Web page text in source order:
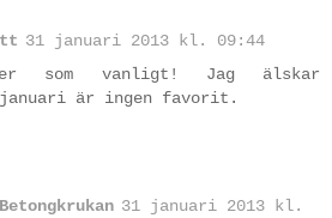
31 januari 2013 kl. 09:44
som vanligt! Jag älskar
januari är ingen favorit.
31 januari 2013 kl.